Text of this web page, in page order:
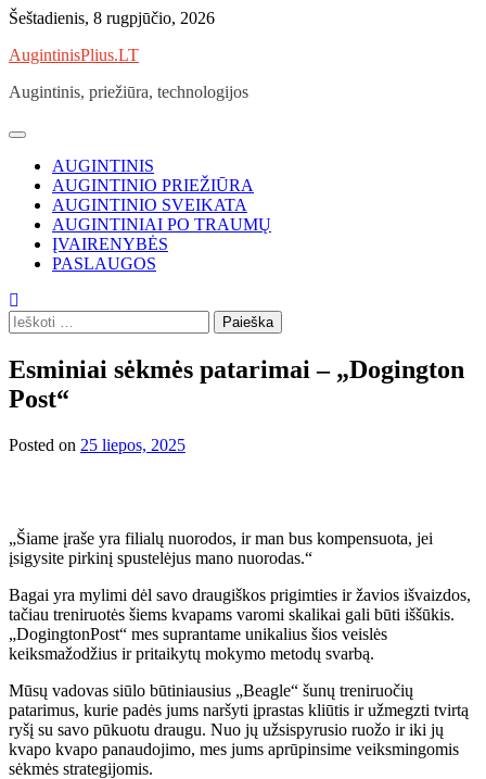
Skip
content
Šeštadienis, 8 rugpjūčio, 2026
AugintinisPlius.LT
Augintinis, priežiūra, technologijos
AUGINTINIS
AUGINTINIO PRIEŽIŪRA
AUGINTINIO SVEIKATA
AUGINTINIAI PO TRAUMŲ
ĮVAIRENYBĖS
PASLAUGOS
Ieškoti:
Esminiai sėkmės patarimai – „Dogington
Post“
Posted on 25 liepos, 2025
„Šiame įraše yra filialų nuorodos, ir man bus kompensuota, jei
įsigysite pirkinį spustelėjus mano nuorodas.“
Bagai yra mylimi dėl savo draugiškos prigimties ir žavios išvaizdos,
tačiau treniruotės šiems kvapams varomi skalikai gali būti iššūkis.
„DogingtonPost“ mes suprantame unikalius šios veislės
keiksmažodžius ir pritaikytų mokymo metodų svarbą.
Mūsų vadovas siūlo būtiniausius „Beagle“ šunų treniruočių
patarimus, kurie padės jums naršyti įprastas kliūtis ir užmegzti tvirtą
ryšį su savo pūkuotu draugu. Nuo jų užsispyrusio ruožo ir iki jų
kvapo kvapo panaudojimo, mes jums aprūpinsime veiksmingomis
sėkmės strategijomis.